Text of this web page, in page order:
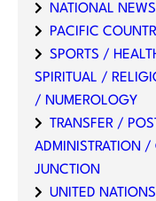
NATIONAL NEWS
PACIFIC
SPORTS /
SPIRITUAL /
/ NUMEROLOGY
TRANSFER /
ADMINISTRATION
JUNCTION
UNITED